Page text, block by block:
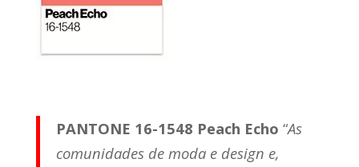
PANTONE 16-1548 Peach Echo “As
comunidades de moda e design e,